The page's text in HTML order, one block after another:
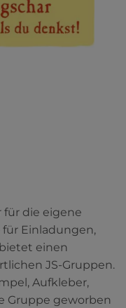
für die eigene
Einladungen,
einen
JS-Gruppen.
Aufkleber,
Gruppe geworben